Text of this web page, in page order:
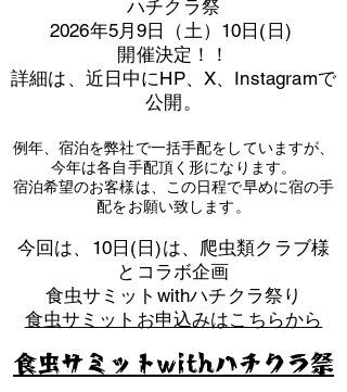
​ハチクラ祭
2026年5月9日（土）10日(日)
​開催決定！！
詳細は、近日中にHP、X、Instagramで
公開。
例年、宿泊を弊社で一括手配をしていますが、
今年は各自手配頂く形になります。
​宿泊希望のお客様は、この日程で早めに宿の手
配をお願い致します。
​今回は、10日(日)は、爬虫類クラブ様
とコラボ企画
​食虫サミットwithハチクラ祭り
食虫サミットお申込みはこちらから
食虫サミットwithハチクラ祭